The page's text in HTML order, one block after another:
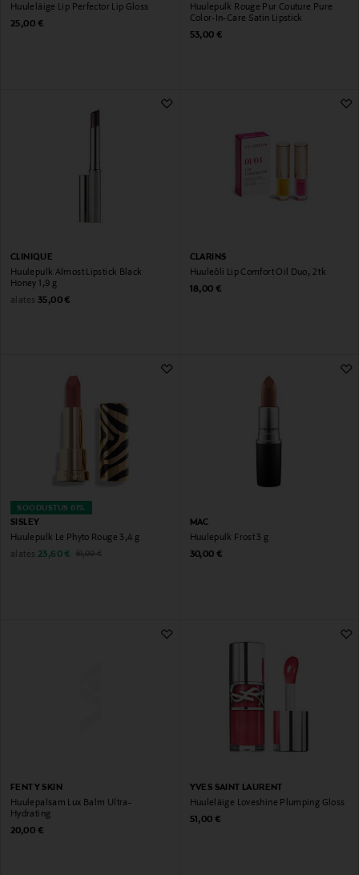
Huuleläige Lip Perfector Lip Gloss
Original Price
25,00 €
Huulepulk Rouge Pur Couture Pure
Color-In-Care Satin Lipstick
Original Price
53,00 €
CLINIQUE
Huulepulk Almost Lipstick Black
Honey 1,9 g
alates Original Price
35,00 €
CLARINS
Huuleõli Lip Comfort Oil Duo, 2 tk
Original Price
18,00 €
SOODUSTUS 61%
SISLEY
Huulepulk Le Phyto Rouge 3,4 g
alates Discounted Price
23,60 € Original Price
61,00 €
MAC
Huulepulk Frost 3 g
Original Price
30,00 €
FENTY SKIN
Huulepalsam Lux Balm Ultra-
Hydrating
Original Price
20,00 €
YVES SAINT LAURENT
Huuleläige Loveshine Plumping Gloss
Original Price
51,00 €